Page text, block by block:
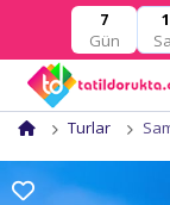
7
Gün
Turlar